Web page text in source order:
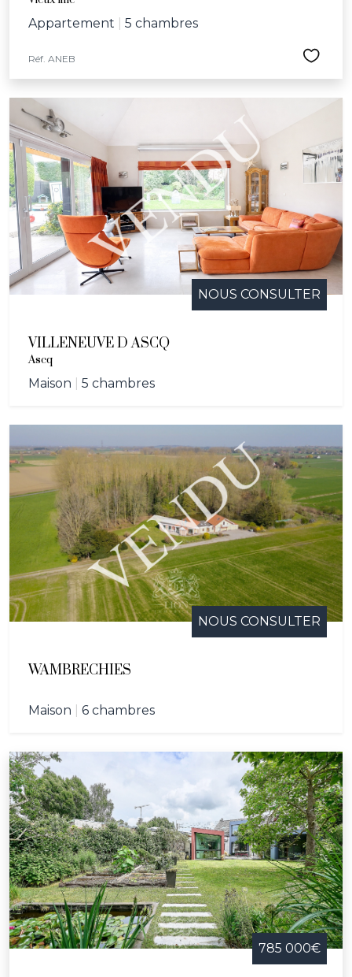
Appartement 5 chambres
Réf. ANEB
NOUS CONSULTER
VILLENEUVE D ASCQ
Ascq
Maison 5 chambres
NOUS CONSULTER
WAMBRECHIES
Maison 6 chambres
785 000€